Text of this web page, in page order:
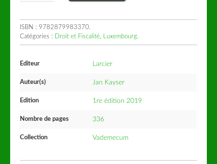
ISBN : 9782879983370.
Catégories : Droit et Fiscalité, Luxembourg.
Editeur Larcier
Auteur(s) Jan Kayser
Edition 1re édition 2019
Nombre de pages 336
Collection Vademecum